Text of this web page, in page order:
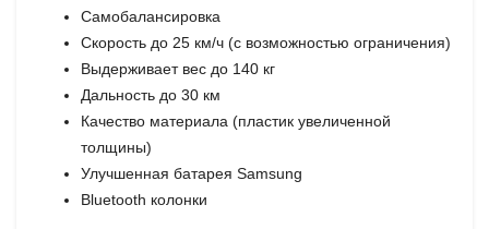
Самобалансировка
Скорость до 25 км/ч (с возможностью ограничения)
Выдерживает вес до 140 кг
Дальность до 30 км
Качество материала (пластик увеличенной
толщины)
Улучшенная батарея Samsung
Bluetooth колонки